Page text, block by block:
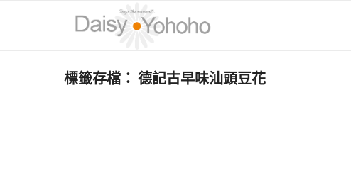
標籤存檔：德記古早味汕頭豆花